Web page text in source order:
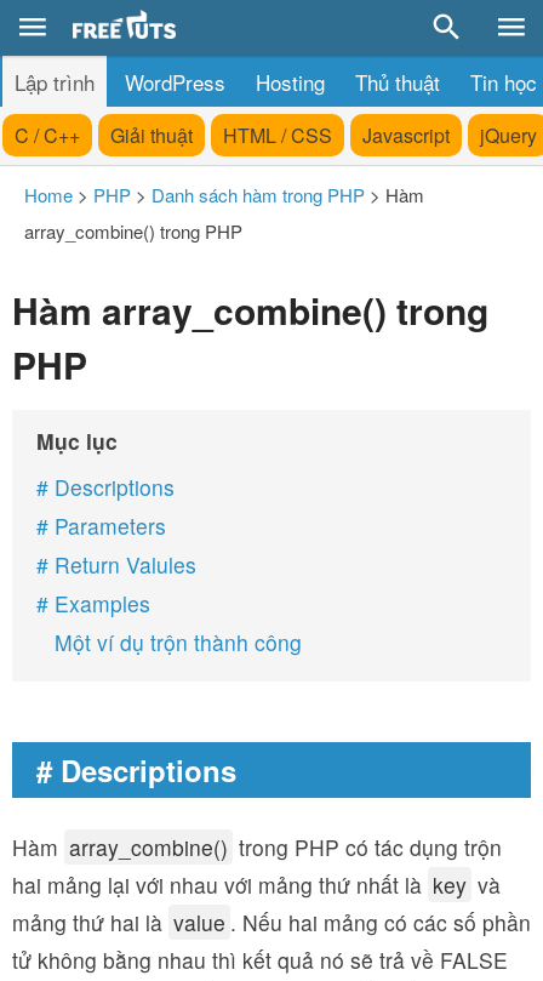
Lập trình WordPress Hosting Thủ thuật Tin học
C / C++ Giải thuật HTML / CSS Javascript jQuery
Home > PHP > Danh sách hàm trong PHP > Hàm
array_combine() trong PHP
Hàm array_combine() trong
PHP
Mục lục
# Descriptions
# Parameters
# Return Valules
# Examples
Một ví dụ trộn thành công
# Descriptions
Hàm array_combine() trong PHP có tác dụng trộn
hai mảng lại với nhau với mảng thứ nhất là key và
mảng thứ hai là value . Nếu hai mảng có các số phần
tử không bằng nhau thì kết quả nó sẽ trả về FALSE